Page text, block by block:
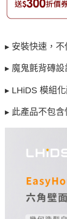
▸ 安裝快速，
▸ 魔鬼氈背磚
▸ LHiDS 模組
▸ 此產品不包